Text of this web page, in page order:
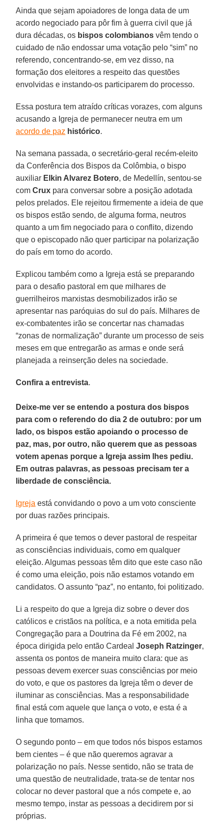
Ainda que sejam apoiadores de longa data de um
acordo negociado para pôr fim à guerra civil que já
dura décadas, os bispos colombianos vêm tendo o
cuidado de não endossar uma votação pelo “sim” no
referendo, concentrando-se, em vez disso, na
formação dos eleitores a respeito das questões
envolvidas e instando-os participarem do processo.
Essa postura tem atraído críticas vorazes, com alguns
acusando a Igreja de permanecer neutra em um
acordo de paz histórico.
Na semana passada, o secretário-geral recém-eleito
da Conferência dos Bispos da Colômbia, o bispo
auxiliar Elkin Alvarez Botero, de Medellín, sentou-se
comCrux para conversar sobre a posição adotada
pelos prelados. Ele rejeitou firmemente a ideia de que
os bispos estão sendo, de alguma forma, neutros
quanto a um fim negociado para o conflito, dizendo
que o episcopado não quer participar na polarização
do país em torno do acordo.
Explicou também como a Igreja está se preparando
para o desafio pastoral em que milhares de
guerrilheiros marxistas desmobilizados irão se
apresentar nas paróquias do sul do país. Milhares de
ex-combatentes irão se concertar nas chamadas
“zonas de normalização” durante um processo de seis
meses em que entregarão as armas e onde será
planejada a reinserção deles na sociedade.
Confira a entrevista.
Deixe-me ver se entendo a postura dos bispos
para com o referendo do dia 2 de outubro: por um
lado, os bispos estão apoiando o processo de
paz, mas, por outro, não querem que as pessoas
votem apenas porque a Igreja assim lhes pediu.
Em outras palavras, as pessoas precisam ter a
liberdade de consciência.
Igreja está convidando o povo a um voto consciente
por duas razões principais.
A primeira é que temos o dever pastoral de respeitar
as consciências individuais, como em qualquer
eleição. Algumas pessoas têm dito que este caso não
é como uma eleição, pois não estamos votando em
candidatos. O assunto “paz”, no entanto, foi politizado.
Li a respeito do que a Igreja diz sobre o dever dos
católicos e cristãos na política, e a nota emitida pela
Congregação para a Doutrina da Fé em 2002, na
época dirigida pelo então CardealJoseph Ratzinger,
assenta os pontos de maneira muito clara: que as
pessoas devem exercer suas consciências por meio
do voto, e que os pastores da Igreja têm o dever de
iluminar as consciências. Mas a responsabilidade
final está com aquele que lança o voto, e esta é a
linha que tomamos.
O segundo ponto – em que todos nós bispos estamos
bem cientes – é que não queremos agravar a
polarização no país. Nesse sentido, não se trata de
uma questão de neutralidade, trata-se de tentar nos
colocar no dever pastoral que a nós compete e, ao
mesmo tempo, instar as pessoas a decidirem por si
próprias.